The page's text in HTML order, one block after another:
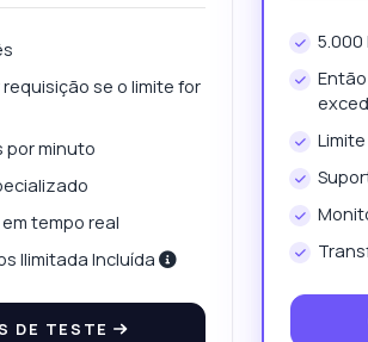
se o limite for
por minuto
tempo real
Ilimitada Incluída
DE TESTE
5.000
Olá! Pergunte
— endpoints,
Como obtenho o
Quais regiões posso
Como recupero
Em que formato os
Existem limites de
O que esta API pode
Quanto custa?